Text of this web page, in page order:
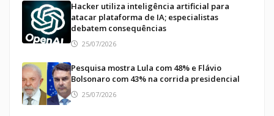
Hacker utiliza inteligência artificial para
atacar plataforma de IA; especialistas
debatem consequências
25/07/2026
Pesquisa mostra Lula com 48% e Flávio
Bolsonaro com 43% na corrida presidencial
25/07/2026